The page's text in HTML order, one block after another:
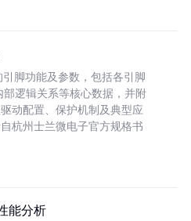
脚功能及参数，包括各引脚
逻辑关系等核心数据，并附
动配置、保护机制及典型应
杭州士兰微电子官方规格书
能分析